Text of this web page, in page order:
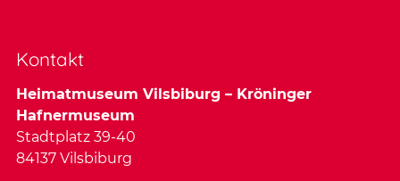
Kontakt
Heimatmuseum Vilsbiburg – Kröninger
Hafnermuseum
Stadtplatz 39-40
84137 Vilsbiburg